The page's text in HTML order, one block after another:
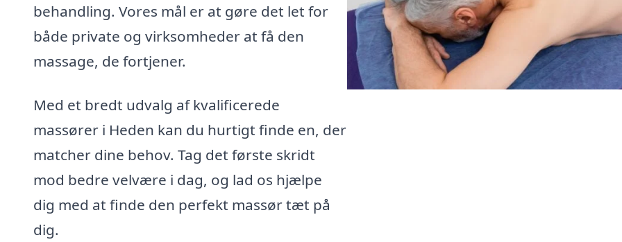
behandling. Vores mål er at gøre det let for
både private og virksomheder at få den
massage, de fortjener.
Med et bredt udvalg af kvalificerede
massører i Heden kan du hurtigt finde en, der
matcher dine behov. Tag det første skridt
mod bedre velvære i dag, og lad os hjælpe
dig med at finde den perfekt massør tæt på
dig.